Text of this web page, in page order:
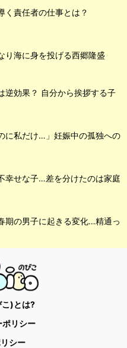
く責任者の仕事とは？
り海に身を投げる西郷隆盛
逆効果？ 自分から挨拶する子
に私だけ…」妊娠中の孤独への
幸せな子…差を分けたのは家庭
期の男子に起きる変化…精通っ
)とは?
ポリシー
シー